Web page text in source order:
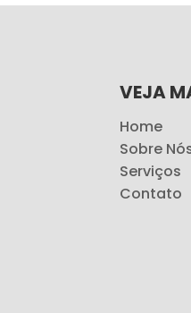
VEJA
Home
Sobre
Serviços
Contato